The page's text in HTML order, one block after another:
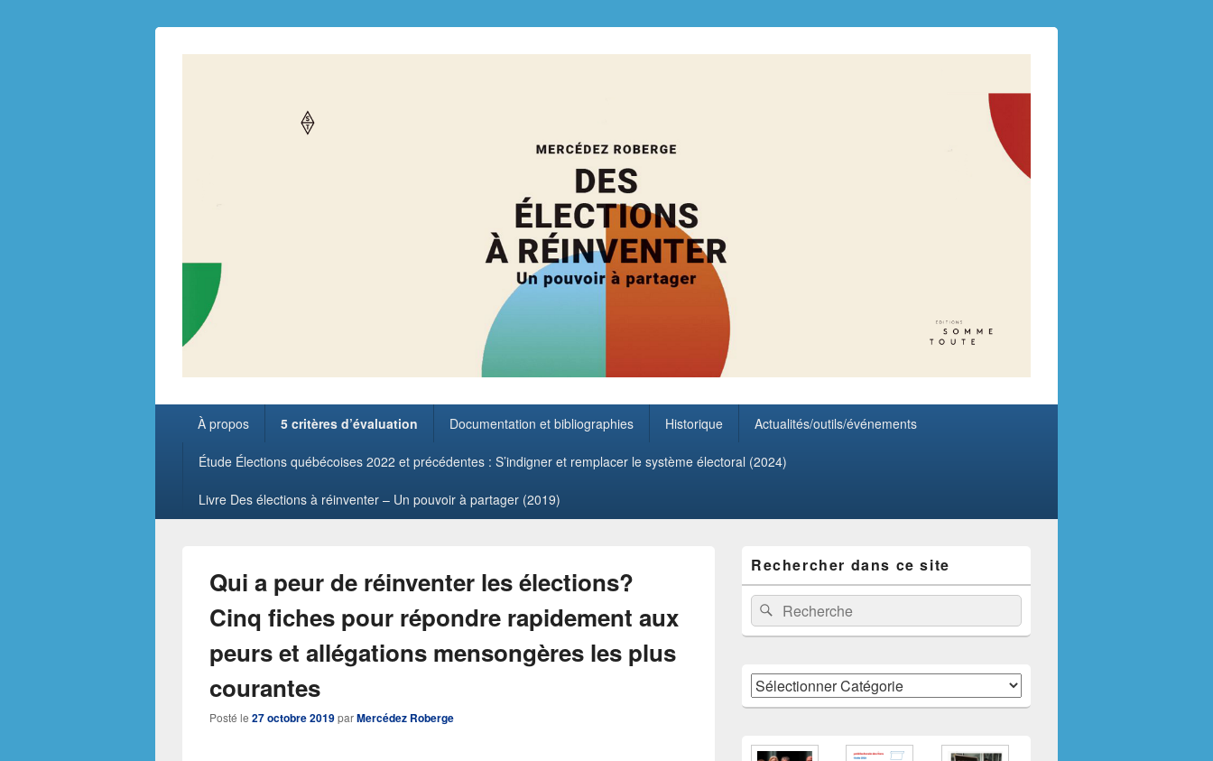
principalÀ propos 5 critères d’évaluation Documentation et bibliographies Historique Actualités/outils/événements
Étude Élections québécoises 2022 et précédentes : S’indigner et remplacer le système électoral (2024)
Livre Des élections à réinventer – Un pouvoir à partager (2019)
Qui a peur de réinventer les élections?
Cinq fiches pour répondre rapidement aux
peurs et allégations mensongères les plus
courantes
Posté le 27 octobre 2019parMercédez Roberge
principale
de
widget
pour
la
Rechercher dans ce site
Recherche :Rechercher
Catégories